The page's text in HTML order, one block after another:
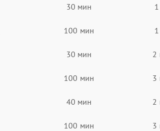
30 мин
100 мин
30 мин 2
100 мин 3
40 мин 2
100 мин 3